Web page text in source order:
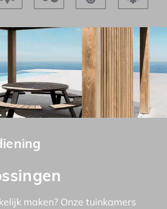
maken? Onze tuinkamers